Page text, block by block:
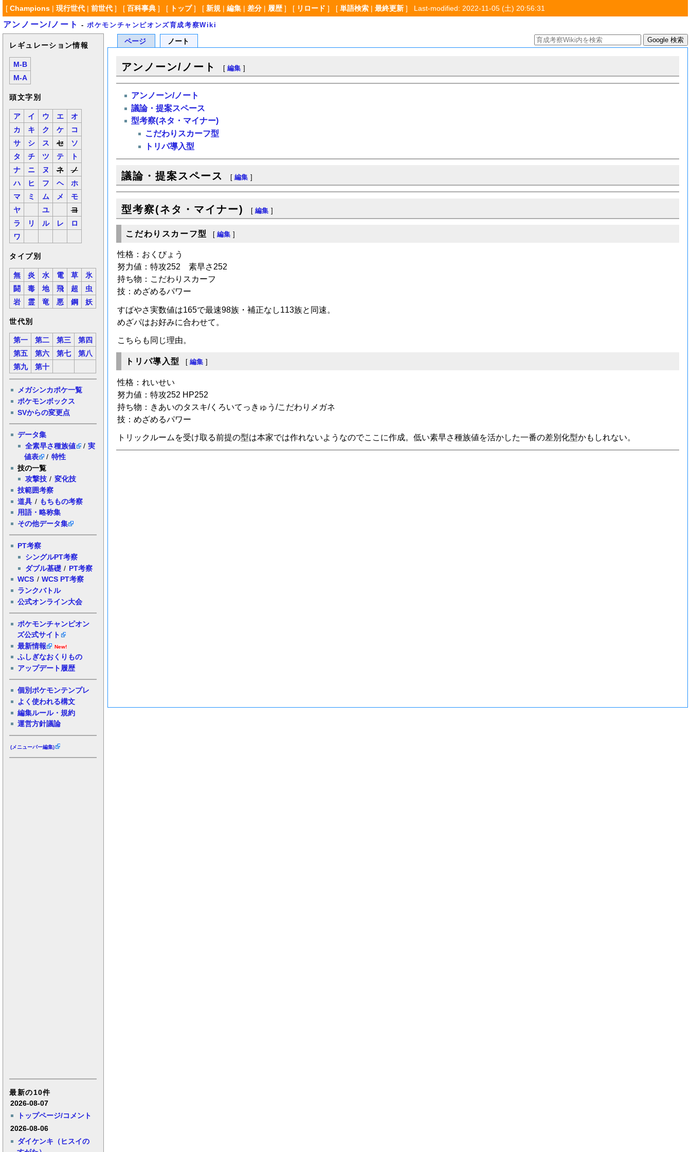
[ Champions| 現行世代| 前世代] [ 百科事典] [ トップ] [ 新規| 編集| 差分| 履歴] [ リロード ] [ 単語検索| 最終更新] Last-modified: 2022-11-05 (土) 20:56:31
アンノーン/ノート - ポケモンチャンピオンズ育成考察Wiki
レギュレーション情報
M-B
M-A
頭文字別
ア イ ウ エ
オ
カ
キ ク ケ
コ
サ
シ ス セ
ソ
タ
チ ツ テ
ト
ナ
ニ ヌ ネ
ノ
ハ
ヒ フ ヘ
ホ
マ
ミ ム メ
モ
ヤ
ユ
ヨ
ラ
リ ル レ
ロ
ワ
タイプ別
無 炎 水 電 草
氷
闘
毒 地 飛 超
虫
岩
霊 竜 悪 鋼 妖
世代別
第一 第二 第三
第四
第五
第六 第七
第八
第九
第十
メガシンカポケ一覧
ポケモンボックス
SVからの変更点
データ集
全素早さ種族値
/ 実
値表
/ 特性
技の一覧
攻撃技 / 変化技
技範囲考察
道具 / もちもの考察
用語・略称集
その他データ集
PT考察
シングルPT考察
ダブル基礎 / PT考察
WCS / WCS PT考察
ランクバトル
公式オンライン大会
ポケモンチャンピオン
ズ公式サイト
最新情報
New!
ふしぎなおくりもの
アップデート履歴
個別ポケモンテンプレ
よく使われる構文
編集ルール・規約
運営方針議論
(メニューバー編集)
最新の10件
2026-08-07
トップページ/コメント
2026-08-06
ダイケンキ（ヒスイの
ページ ノート
アンノーン/ノート [ 編集 ]
アンノーン/ノート
議論・提案スペース
型考察(ネタ・マイナー)
こだわりスカーフ型
トリパ導入型
議論・提案スペース [ 編集 ]
型考察(ネタ・マイナー) [ 編集 ]
こだわりスカーフ型 [ 編集 ]
性格：おくびょう
努力値：特攻252 素早さ252
持ち物：こだわりスカーフ
技：めざめるパワー
すばやさ実数値は165で最速98族・補正なし113族と同速。
めざパはお好みに合わせて。
こちらも同じ理由。
トリパ導入型 [ 編集 ]
性格：れいせい
努力値：特攻252 HP252
持ち物：きあいのタスキ/くろいてっきゅう/こだわりメガネ
技：めざめるパワー
トリックルームを受け取る前提の型は本家では作れないようなのでここに作成。低い素早さ種族値を活かした一番の差別化型かもしれない。